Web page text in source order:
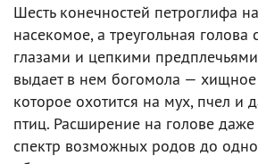
Шесть конечностей петроглифа
насекомое, а треугольная
глазами и цепкими
выдает в нем богомола —
которое охотится на мух, пчел и
птиц. Расширение на голове даже
спектр возможных родов до